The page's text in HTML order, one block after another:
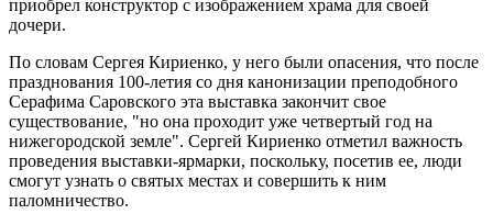
приобрел конструктор с изображением храма для своей
дочери.
По словам Сергея Кириенко, у него были опасения, что после
празднования 100-летия со дня канонизации преподобного
Серафима Саровского эта выставка закончит свое
существование, "но она проходит уже четвертый год на
нижегородской земле". Сергей Кириенко отметил важность
проведения выставки-ярмарки, поскольку, посетив ее, люди
смогут узнать о святых местах и совершить к ним
паломничество.